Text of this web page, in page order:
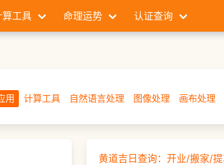
算工具 命理运势 认证查询
用 计算工具 自然语言处理 图像处理 画布处理
黄道吉日查询：开业/搬家/